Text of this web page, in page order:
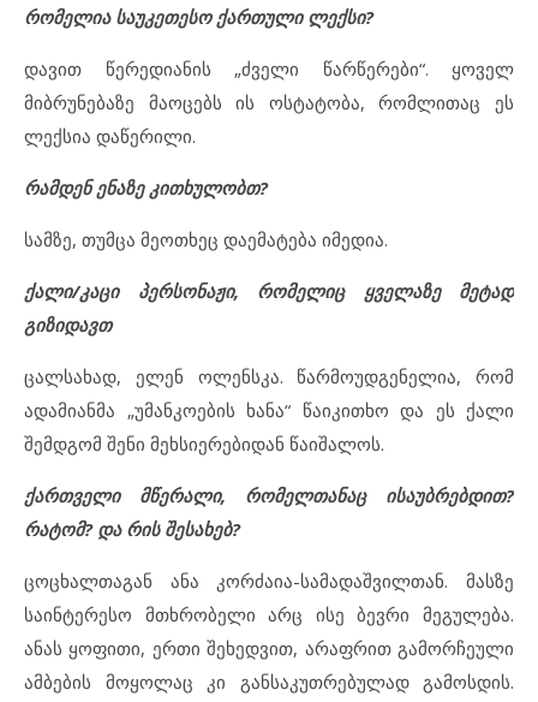
რომელია საუკეთესო ქართული ლექსი?
დავით წერედიანის „ძველი წარწერები“. ყოველ
მიბრუნებაზე მაოცებს ის ოსტატობა, რომლითაც ეს
ლექსია დაწერილი.
რამდენ ენაზე კითხულობთ?
სამზე, თუმცა მეოთხეც დაემატება იმედია.
ქალი/კაცი პერსონაჟი, რომელიც ყველაზე მეტად
გიზიდავთ
ცალსახად, ელენ ოლენსკა. წარმოუდგენელია, რომ
ადამიანმა „უმანკოების ხანა“ წაიკითხო და ეს ქალი
შემდგომ შენი მეხსიერებიდან წაიშალოს.
ქართველი მწერალი, რომელთანაც ისაუბრებდით?
რატომ? და რის შესახებ?
ცოცხალთაგან ანა კორძაია-სამადაშვილთან. მასზე
საინტერესო მთხრობელი არც ისე ბევრი მეგულება.
ანას ყოფითი, ერთი შეხედვით, არაფრით გამორჩეული
ამბების მოყოლაც კი განსაკუთრებულად გამოსდის.